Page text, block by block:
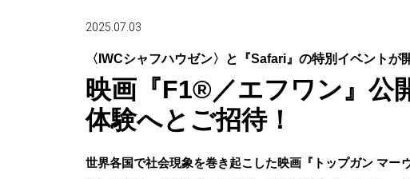
2025.07.03
〈IWCシャフハウゼン〉と『Safari』の特別イベント
映画『F1®／エフワン』公
体験へとご招待！
世界各国で社会現象を巻き起こした映画『トップガン マー